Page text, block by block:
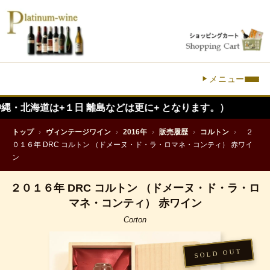
メニュー
日 離島などは更に+ となります。）
トップ › ヴィンテージワイン › 2016年 › 販売履歴 › コルトン ›
２
０１６年 DRC コルトン （ドメーヌ・ド・ラ・ロマネ・コンティ） 赤ワイ
ン
２０１６年 DRC コルトン （ドメーヌ・ド・ラ・ロ
マネ・コンティ） 赤ワイン
Corton